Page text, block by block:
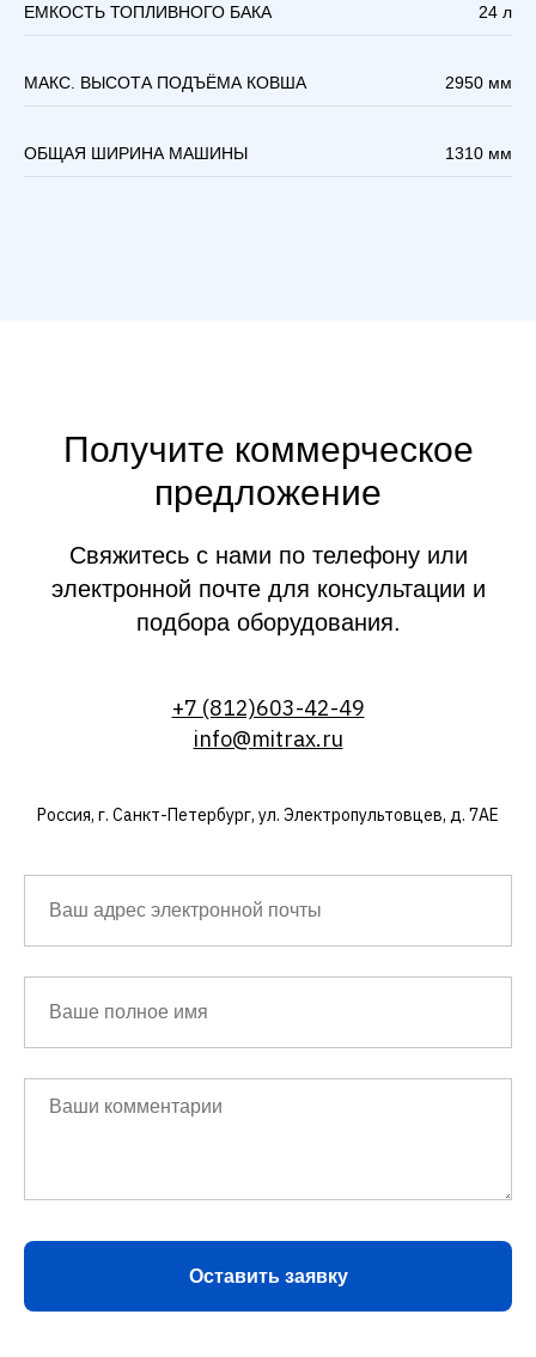
ЕМКОСТЬ ТОПЛИВНОГО БАКА 24 л
МАКС. ВЫСОТА ПОДЪЁМА КОВША 2950 мм
ОБЩАЯ ШИРИНА МАШИНЫ 1310 мм
Получите коммерческое
предложение
Свяжитесь с нами по телефону или
электронной почте для консультации и
подбора оборудования.
+7 (812)603-42-49
info@mitrax.ru
Россия, г. Санкт-Петербург, ул. Электропультовцев, д. 7АЕ
Оставить заявку